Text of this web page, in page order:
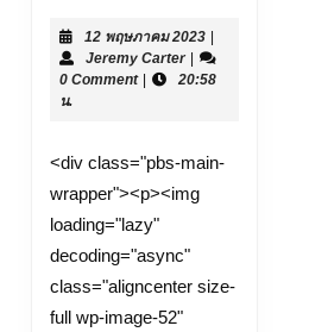
ตรง
แท้
มี
หลัก
วิทยาศาสตร์
อยู่
เบื้อง
หลัง
12 พฤษภาคม 202312
พฤษภาคม
2023
Jeremy CarterJeremy
Carter
0 Comment
20:58
น.
<div class="pbs-main-
wrapper"><p><img
loading="lazy"
decoding="async"
class="aligncenter size-
full wp-image-52"